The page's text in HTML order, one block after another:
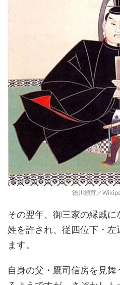
徳川頼宣／
その翌年、御三家の縁戚
姓を許され、従四位下・
ます。
自身の父・鷹司信房を見